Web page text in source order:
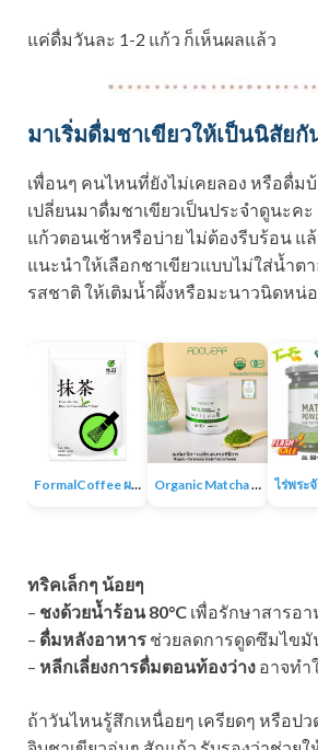
แค่ดื่มวันละ 1-2 แก้ว ก็เห็นผลแล้ว
มาเริ่มดื่มชาเขียวให้เป็นนิสัยกั
เพื่อนๆ คนไหนที่ยังไม่เคยลอง หรือดื่มบ้
เปลี่ยนมาดื่มชาเขียวเป็นประจำดูนะคะ
แก้วตอนเช้าหรือบ่าย ไม่ต้องรีบร้อน แ
แนะนำให้เลือกชาเขียวแบบไม่ใส่น้ำต
รสชาติ ให้เติมน้ำผึ้งหรือมะนาวนิดหน่
FormalCoffee ผงชาเขียวมัทฉะ แท้ 100% ญี่ปุ่น เกรดพรีเมี่ยม Matcha Green Tea Organic Matcha 4A+ผงชาเขียวมัทฉะเกรดพิธีการ ออร์แกนิก 100% ไม่มีน้ำตาล ไม่มีสารเติมแต่ง
ทริคเล็กๆ น้อยๆ
– ชงด้วยน้ำร้อน 80°C เพื่อรักษาสารอา
– ดื่มหลังอาหาร ช่วยลดการดูดซึมไขมั
– หลีกเลี่ยงการดื่มตอนท้องว่าง อาจทำ
ถ้าวันไหนรู้สึกเหนื่อยๆ เครียดๆ หรือปว